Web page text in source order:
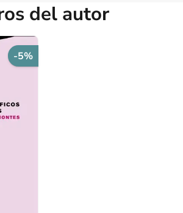
del autor
-5%